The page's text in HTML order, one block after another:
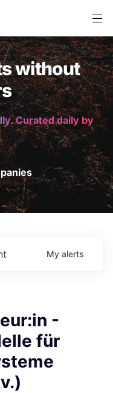
without
Curated daily by
My alerts
-
für